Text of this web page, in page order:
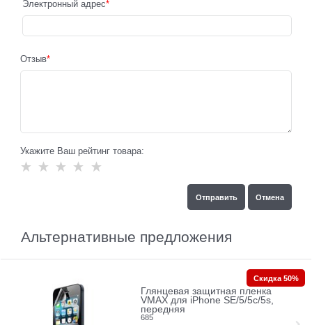
Электронный адрес
Отзыв
Укажите Ваш рейтинг товара:
Альтернативные предложения
Глянцевая защитная пленка
VMAX для iPhone SE/5/5c/5s,
передняя
685
Скидка 50%